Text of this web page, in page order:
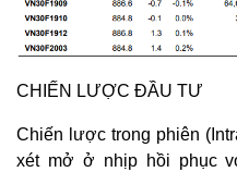
CHIẾN LƯỢC ĐẦU TƯ
Chiến lược trong phiên
xét mở ở nhịp hồi phục